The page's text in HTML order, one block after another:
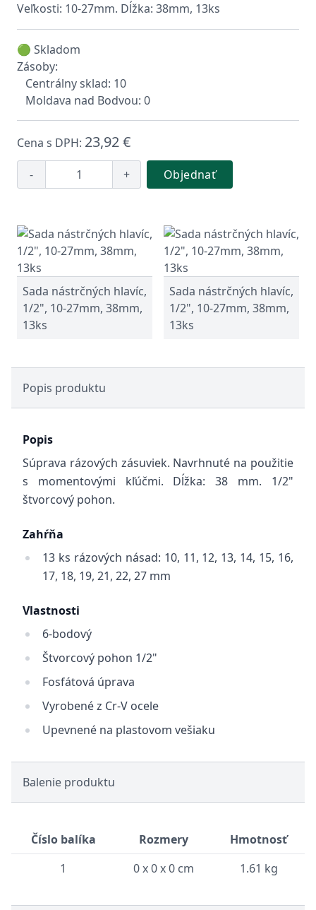
Veľkosti: 10-27mm. Dĺžka: 38mm, 13ks
🟢 Skladom
Zásoby:
Centrálny sklad: 10
Moldava nad Bodvou: 0
Cena s DPH: 23,92 €
- + Objednať
Sada nástrčných hlavíc,
1/2", 10-27mm, 38mm,
13ks
Sada nástrčných hlavíc,
1/2", 10-27mm, 38mm,
13ks
Popis produktu
Popis
Súprava rázových zásuviek. Navrhnuté na použitie
s momentovými kľúčmi. Dĺžka: 38 mm. 1/2"
štvorcový pohon.
Zahŕňa
13 ks rázových násad: 10, 11, 12, 13, 14, 15, 16,
17, 18, 19, 21, 22, 27 mm
Vlastnosti
6-bodový
Štvorcový pohon 1/2"
Fosfátová úprava
Vyrobené z Cr-V ocele
Upevnené na plastovom vešiaku
Balenie produktu
Číslo balíka Rozmery
Hmotnosť
1
0 x 0 x 0 cm 1.61 kg